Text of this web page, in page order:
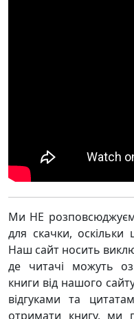
Ми НЕ
для скачки,
Наш сайт носить
де читачі можуть
книги від нашого
відгуками та
отримати книгу, ми